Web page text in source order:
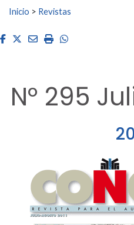
Buscar:
Inicio > Revistas
Facebook
Twitter
EmailImprimirWhatsapp
Nº 295